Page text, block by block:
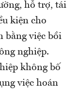
hỗ trợ, tái
kiện cho
bằng việc bồi
nghiệp.
không bố
việc hoán